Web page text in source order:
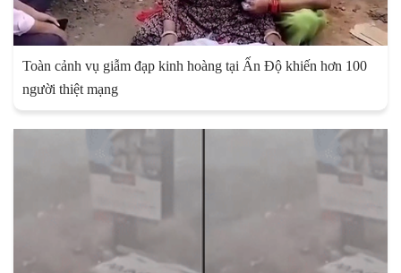
Toàn cảnh vụ giẫm đạp kinh hoàng tại Ấn Độ khiến hơn 100
người thiệt mạng